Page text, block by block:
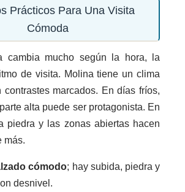
Prácticos Para Una Visita
Cómoda
cambia mucho según la hora, la
de visita. Molina tiene un clima
contrastes marcados. En días fríos,
alta puede ser protagonista. En
piedra y las zonas abiertas hacen
más.
cómodo; hay subida, piedra y
desnivel.